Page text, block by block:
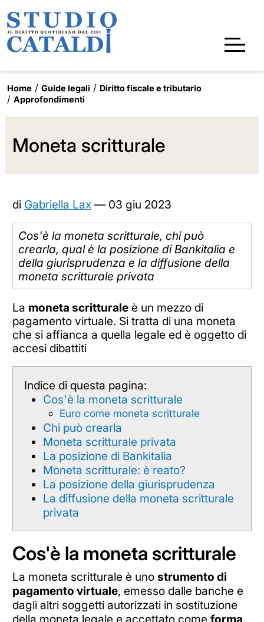
Home Guide legali
Diritto fiscale e tributario
Approfondimenti
Moneta scritturale
di Gabriella Lax— 03 giu 2023
Cos'è la moneta scritturale, chi può
crearla, qual è la posizione di Bankitalia e
della giurisprudenza e la diffusione della
moneta scritturale privata
La moneta scritturaleè un mezzo di
pagamento virtuale. Si tratta di una moneta
che si affianca a quella legale ed è oggetto di
accesi dibattiti
Indice di questa pagina:
Cos'è la moneta scritturale
Euro come moneta scritturale
Chi può crearla
Moneta scritturale privata
La posizione di Bankitalia
Moneta scritturale: è reato?
La posizione della giurisprudenza
La diffusione della moneta scritturale
privata
Cos'è la moneta scritturale
La moneta scritturale è uno strumento di
pagamento virtuale, emesso dalle banche e
dagli altri soggetti autorizzati in sostituzione